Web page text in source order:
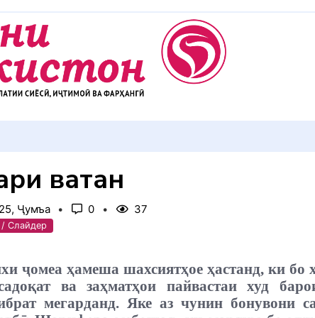
ДИҲЕМ
ватан
Ҷумъа 0 37
Слайдер
ҷомеа ҳамеша шахсиятҳое ҳастанд, ки бо
ва заҳматҳои пайвастаи худ
мегарданд. Яке аз чунин бонувони